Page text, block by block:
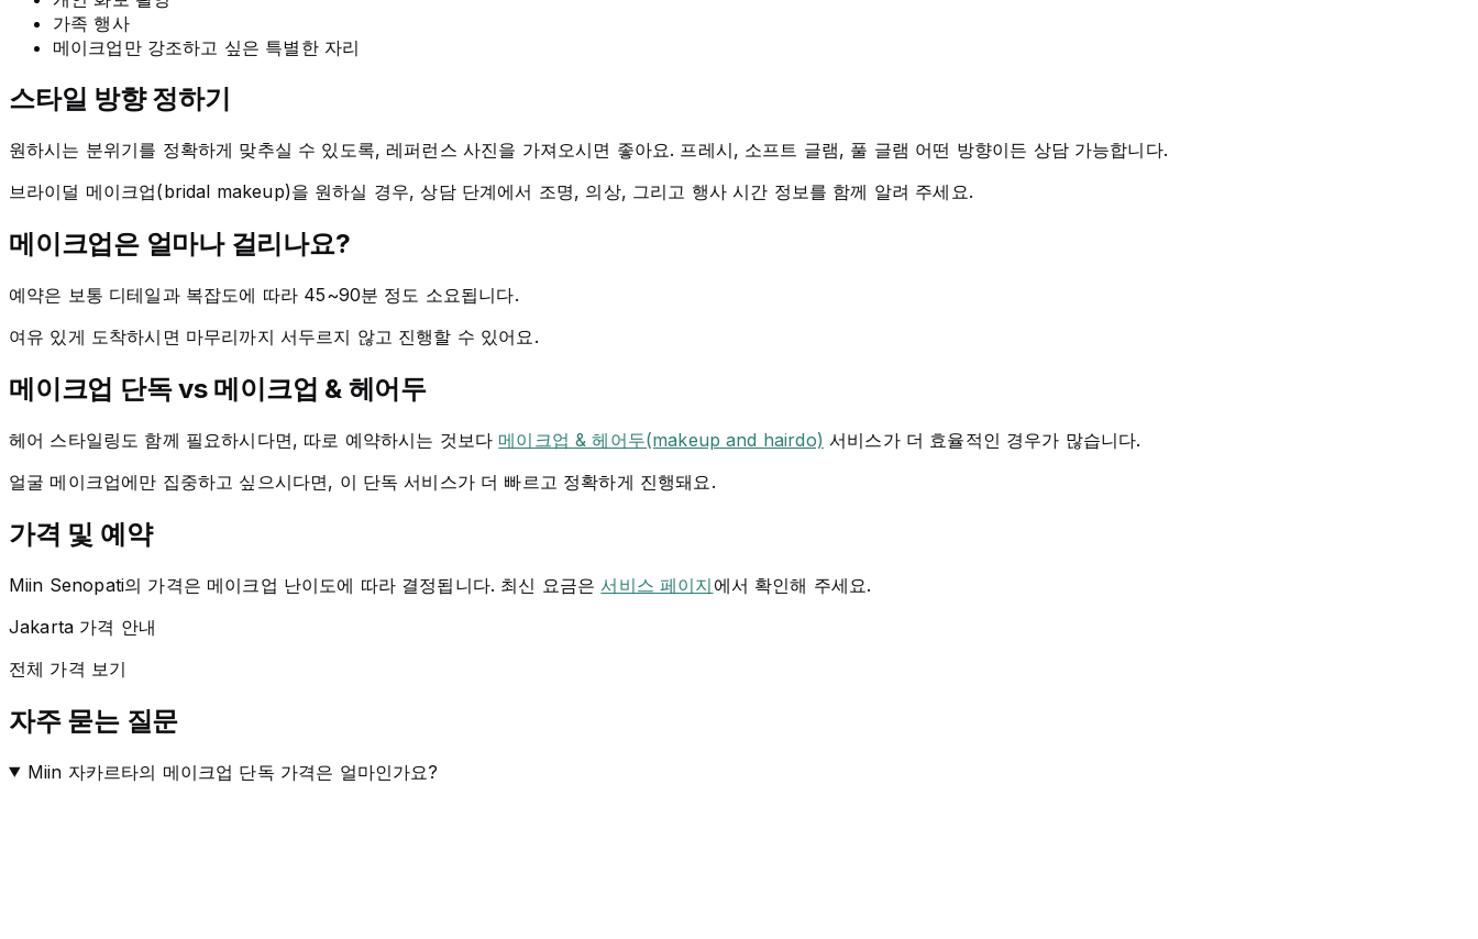
가족 행사
메이크업만 강조하고 싶은 특별한 자리
스타일 방향 정하기
원하시는 분위기를 정확하게 맞추실 수 있도록, 레퍼런스 사진을 가져오시면 좋아요. 프레시, 소프트 글램, 풀 글램 어떤 방향이든 상담 가능합니다.
브라이덜 메이크업(bridal makeup)을 원하실 경우, 상담 단계에서 조명, 의상, 그리고 행사 시간 정보를 함께 알려 주세요.
메이크업은 얼마나 걸리나요?
예약은 보통 디테일과 복잡도에 따라 45~90분 정도 소요됩니다.
여유 있게 도착하시면 마무리까지 서두르지 않고 진행할 수 있어요.
메이크업 단독 vs 메이크업 & 헤어두
헤어 스타일링도 함께 필요하시다면, 따로 예약하시는 것보다 메이크업 & 헤어두(makeup and hairdo) 서비스가 더 효율적인 경우가 많습니다.
얼굴 메이크업에만 집중하고 싶으시다면, 이 단독 서비스가 더 빠르고 정확하게 진행돼요.
가격 및 예약
Miin Senopati의 가격은 메이크업 난이도에 따라 결정됩니다. 최신 요금은서비스 페이지 에서 확인해 주세요.
Jakarta 가격 안내
전체 가격 보기
자주 묻는 질문
Miin 자카르타의 메이크업 단독 가격은 얼마인가요?